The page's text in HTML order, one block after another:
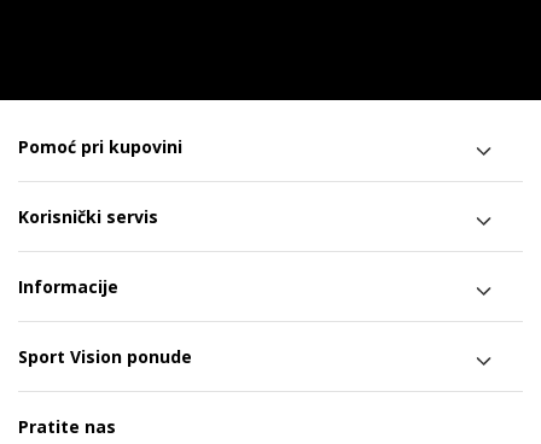
Pomoć pri kupovini
Korisnički servis
Informacije
Sport Vision ponude
Pratite nas